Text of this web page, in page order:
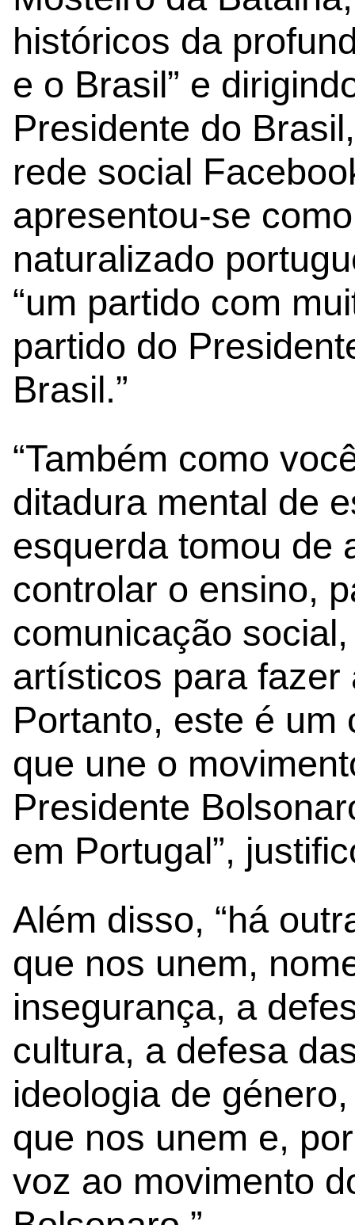
históricos da
e o Brasil” e
Presidente do
rede social
apresentou-se
naturalizado
“um partido com
partido do
Brasil.”
“Também como
ditadura mental de
esquerda tomou de
controlar o ensino,
comunicação
artísticos para
Portanto, este é um
que une o
Presidente
em Portugal”,
Além disso, “há
que nos unem,
insegurança, a
cultura, a defesa
ideologia de
que nos unem e,
voz ao movimento